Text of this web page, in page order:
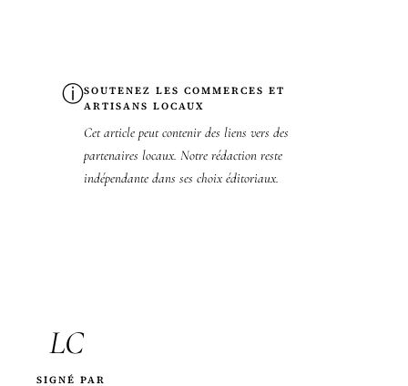
ⓘSOUTENEZ LES COMMERCES ET
ARTISANS LOCAUX
Cet article peut contenir des liens vers des
partenaires locaux. Notre rédaction reste
indépendante dans ses choix éditoriaux.
LC
SIGNÉ PAR